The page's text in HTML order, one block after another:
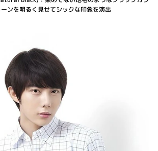
ンを明るく見せてシックな印象を演出